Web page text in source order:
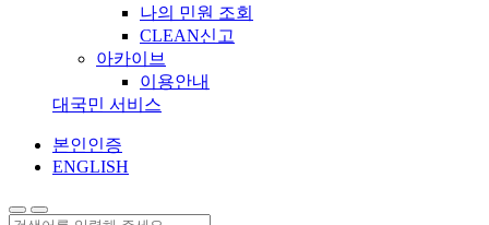
나의 민원 조회
CLEAN신고
아카이브
이용안내
대국민 서비스
본인인증
ENGLISH